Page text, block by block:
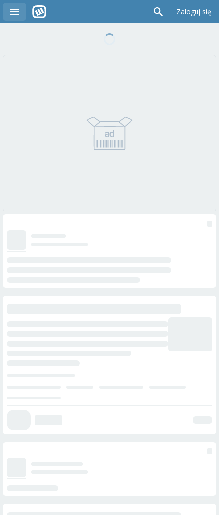
Zaloguj się